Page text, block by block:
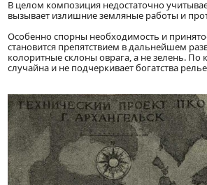
В целом композиция недостаточно
вызывает излишние земляные работы и
Особенно спорны необходимость и
становится препятствием в дальнейшем
колоритные склоны оврага, а не зелень. По
случайна и не подчеркивает богатства